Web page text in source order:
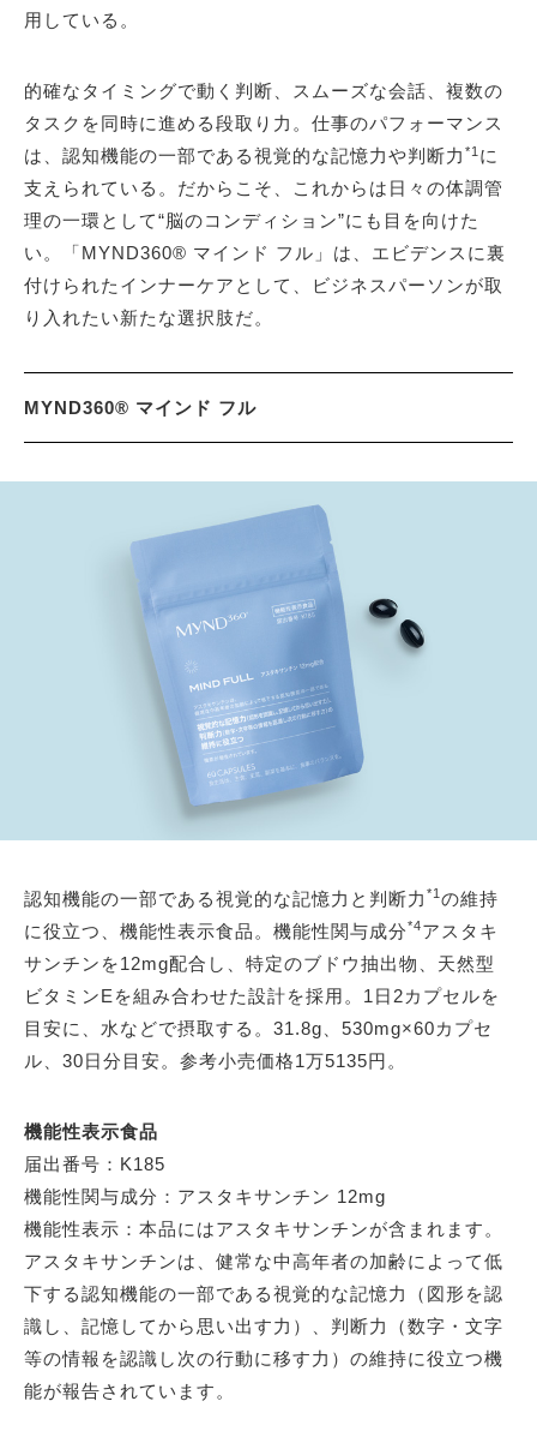
用している。
的確なタイミングで動く判断、スムーズな会話、複数の
タスクを同時に進める段取り力。仕事のパフォーマンス
は、認知機能の一部である視覚的な記憶力や判断力 *1 に
支えられている。だからこそ、これからは日々の体調管
理の一環として“脳のコンディション”にも目を向けた
い。「MYND360® マインド フル」は、エビデンスに裏
付けられたインナーケアとして、ビジネスパーソンが取
り入れたい新たな選択肢だ。
MYND360® マインド フル
認知機能の一部である視覚的な記憶力と判断力 *1の維持
に役立つ、機能性表示食品。機能性関与成分*4アスタキ
サンチンを12mg配合し、特定のブドウ抽出物、天然型
ビタミンEを組み合わせた設計を採用。1日2カプセルを
目安に、水などで摂取する。31.8g、530mg×60カプセ
ル、30日分目安。参考小売価格1万5135円。
機能性表示食品
届出番号：K185
機能性関与成分：アスタキサンチン 12mg
機能性表示：本品にはアスタキサンチンが含まれます。
アスタキサンチンは、健常な中高年者の加齢によって低
下する認知機能の一部である視覚的な記憶力（図形を認
識し、記憶してから思い出す力）、判断力（数字・文字
等の情報を認識し次の行動に移す力）の維持に役立つ機
能が報告されています。